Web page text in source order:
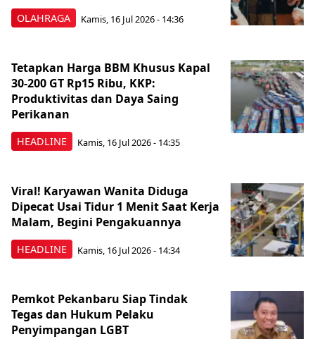
OLAHRAGA Kamis, 16 Jul 2026 - 14:36
HEADLINE
Tetapkan Harga BBM Khusus Kapal
30-200 GT Rp15 Ribu, KKP:
Produktivitas dan Daya Saing
Perikanan
Kamis, 16 Jul 2026 - 14:35
HEADLINE
Viral! Karyawan Wanita Diduga
Dipecat Usai Tidur 1 Menit Saat Kerja
Malam, Begini Pengakuannya
Kamis, 16 Jul 2026 - 14:34
Pemkot Pekanbaru Siap Tindak
Tegas dan Hukum Pelaku
Penyimpangan LGBT